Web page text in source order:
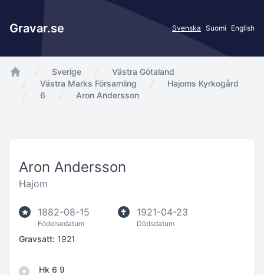
Gravar.se Svenska Suomi English
app.Start
Sverige
Västra Götaland
Västra Marks Församling
Hajoms Kyrkogård
6
Aron Andersson
Aron Andersson
Hajom
1882-08-15
Födelsedatum
1921-04-23
Dödsdatum
Gravsatt: 1921
Hk 6 9